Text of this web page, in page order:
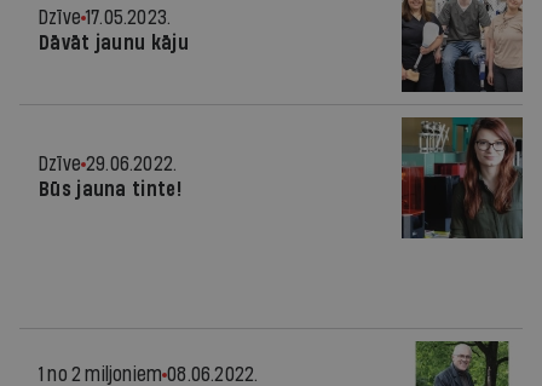
Dzīve 17.05.2023.
Dāvāt jaunu kāju
Dzīve 29.06.2022.
Būs jauna tinte!
1 no 2 miljoniem 08.06.2022.